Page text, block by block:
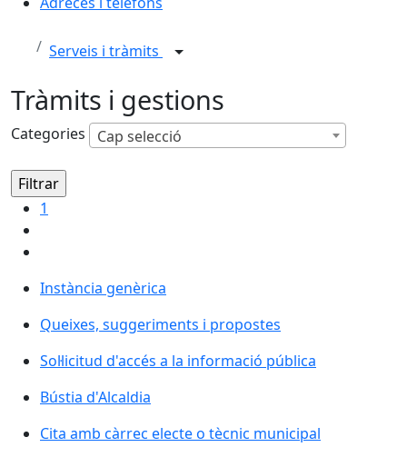
Serveis i tràmits
Tràmits i gestions
Categories Cap selecció
1
Instància genèrica
Queixes, suggeriments i propostes
Sol·licitud d'accés a la informació pública
Bústia d'Alcaldia
Cita amb càrrec electe o tècnic municipal